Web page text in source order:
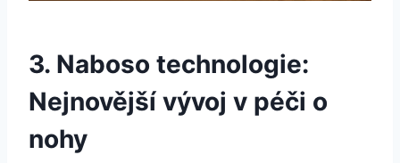
3.⁣ Naboso technologie:
Nejnovější vývoj v péči ‌o
nohy